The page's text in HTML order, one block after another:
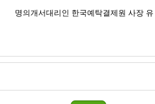
명의개서대리인 한국예탁결제원 사장